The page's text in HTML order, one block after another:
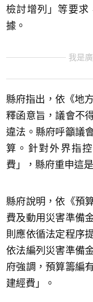
檢討增列」等要求
據。
我是
縣府指出，依《地
釋函意旨，議會不
違法。縣府呼籲議
算。針對外界指
費」，縣府重申這
縣府說明，依《預
費及動用災害準備
則應依循法定程序
依法編列災害準備
府強調，預算籌編
建經費」。